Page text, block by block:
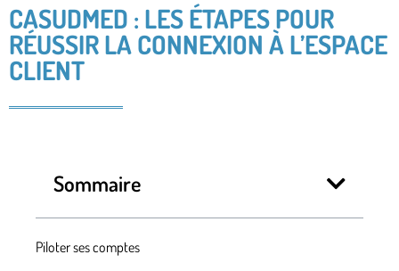
CASUDMED : LES ÉTAPES POUR
RÉUSSIR LA CONNEXION À L’ESPACE
CLIENT
Sommaire
Piloter ses comptes